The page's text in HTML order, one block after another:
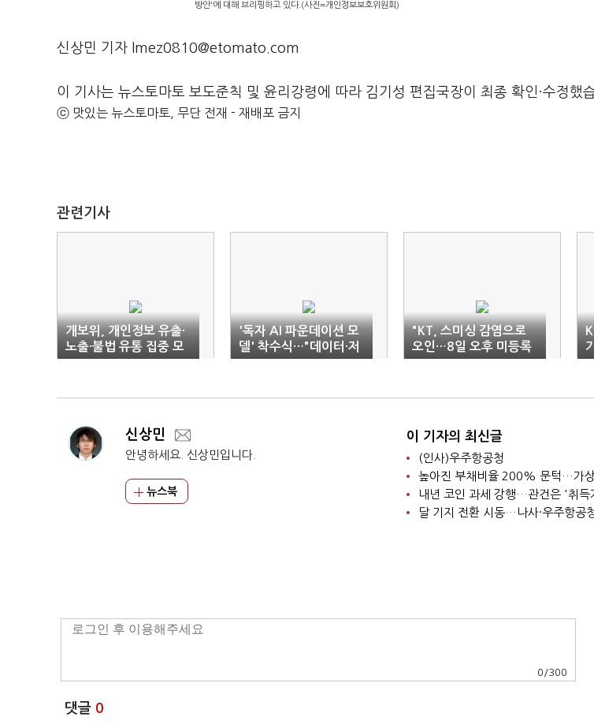
방안'에 대해 브리핑하고 있다.(사진=개인정보보호위원회)
신상민 기자 lmez0810@etomato.com
이 기사는 뉴스토마토 보도준칙 및 윤리강령에 따라 김기성 편집국장이 최종 확인·수정했
ⓒ 맛있는 뉴스토마토, 무단 전재 - 재배포 금지
관련기사
개보위, 개인정보 유출·
노출·불법 유통 집중 모
니터링
'독자 AI 파운데이션 모
델' 착수식…"데이터·저
작권·개인정보 규제 해
"KT, 스미싱 감염으로
오인…8일 오후 미등록
기지국 확인"
신상민
안녕하세요. 신상민입니다.
뉴스북
이 기자의 최신글
(인사)우주항공청
높아진 부채비율 200% 문턱…가
내년 코인 과세 강행…관건은 '취득
달 기지 전환 시동…나사·우주항공
0 /300
댓글 0